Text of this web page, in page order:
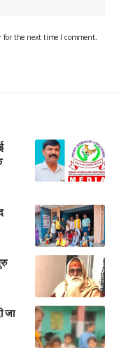
for the next time I comment.
जा